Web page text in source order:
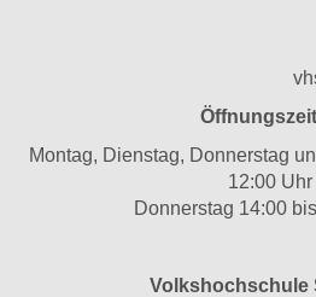
Montag, Dienstag, Donnerstag
12:00 Uhr
Donnerstag 14:00
Volkshochschule